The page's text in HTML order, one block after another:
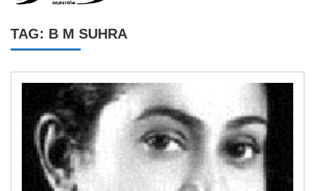
TAG: B M SUHRA